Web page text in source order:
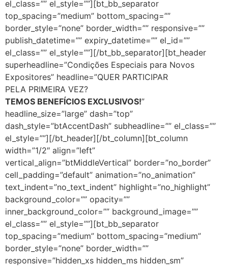
el_class=”” el_style=””][bt_bb_separator
top_spacing=”medium” bottom_spacing=””
border_style=”none” border_width=”” responsive=””
publish_datetime=”” expiry_datetime=”” el_id=””
el_class=”” el_style=””][/bt_bb_separator][bt_header
superheadline=”Condições Especiais para Novos
Expositores” headline=”QUER PARTICIPAR
PELA PRIMEIRA VEZ?
TEMOS BENEFÍCIOS EXCLUSIVOS!”
headline_size=”large” dash=”top”
dash_style=”btAccentDash” subheadline=”” el_class=””
el_style=””][/bt_header][/bt_column][bt_column
width=”1/2″ align=”left”
vertical_align=”btMiddleVertical” border=”no_border”
cell_padding=”default” animation=”no_animation”
text_indent=”no_text_indent” highlight=”no_highlight”
background_color=”” opacity=””
inner_background_color=”” background_image=””
el_class=”” el_style=””][bt_bb_separator
top_spacing=”medium” bottom_spacing=”medium”
border_style=”none” border_width=””
responsive=”hidden_xs hidden_ms hidden_sm”